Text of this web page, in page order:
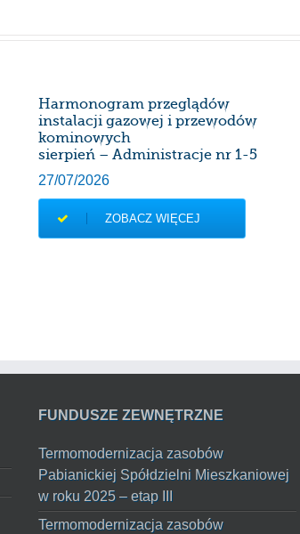
Harmonogram przeglądów
instalacji gazowej i przewodów
kominowych
sierpień – Administracje nr 1-5
27/07/2026
ZOBACZ WIĘCEJ
FUNDUSZE ZEWNĘTRZNE
Termomodernizacja zasobów
Pabianickiej Spółdzielni Mieszkaniowej
w roku 2025 – etap III
Termomodernizacja zasobów